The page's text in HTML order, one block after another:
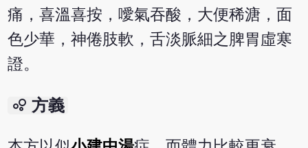
痛，喜溫喜按，噯氣吞酸，大便稀溏，面
色少華，神倦肢軟，舌淡脈細之脾胃虛寒
證。
bubble_chart 方義